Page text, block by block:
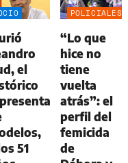
el
51
POLICIALES
“Lo que
hice no
tiene
vuelta
atrás”: el
perfil del
femicida
de